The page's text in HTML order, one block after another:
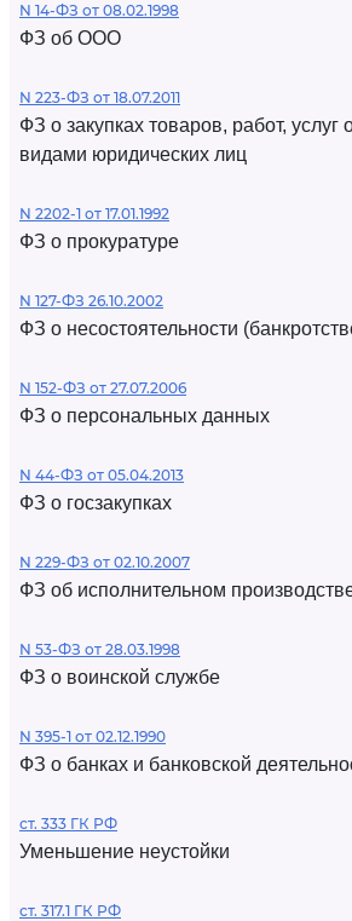
N 14-ФЗ от 08.02.1998
ФЗ об ООО
N 223-ФЗ от 18.07.2011
ФЗ о закупках товаров, работ, услуг
видами юридических лиц
N 2202-1 от 17.01.1992
ФЗ о прокуратуре
N 127-ФЗ 26.10.2002
ФЗ о несостоятельности
N 152-ФЗ от 27.07.2006
ФЗ о персональных данных
N 44-ФЗ от 05.04.2013
ФЗ о госзакупках
N 229-ФЗ от 02.10.2007
ФЗ об исполнительном
N 53-ФЗ от 28.03.1998
ФЗ о воинской службе
N 395-1 от 02.12.1990
ФЗ о банках и банковской
ст. 333 ГК РФ
Уменьшение неустойки
ст. 317.1 ГК РФ